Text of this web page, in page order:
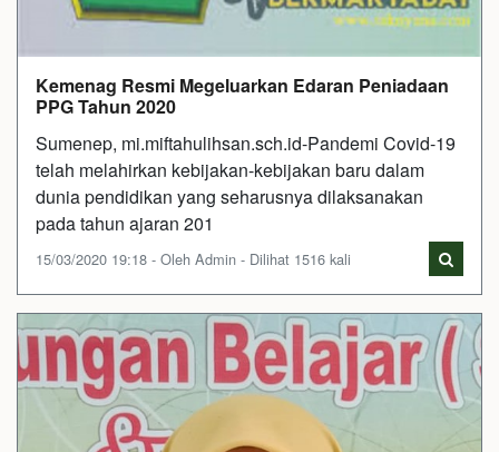
Kemenag Resmi Megeluarkan Edaran Peniadaan
PPG Tahun 2020
Sumenep, mi.miftahulihsan.sch.id-Pandemi Covid-19
telah melahirkan kebijakan-kebijakan baru dalam
dunia pendidikan yang seharusnya dilaksanakan
pada tahun ajaran 201
15/03/2020 19:18 - Oleh Admin - Dilihat 1516 kali